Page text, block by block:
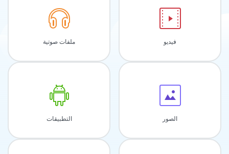
ملفات صوتية فيديو
التطبيقات الصور